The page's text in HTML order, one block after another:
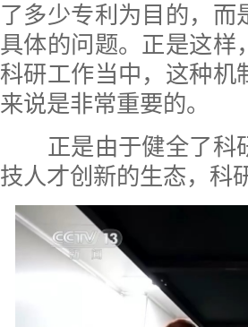
了多少专利为目的，而
具体的问题。正是这样
科研工作当中，这种机
来说是非常重要的。
正是由于健全了科
技人才创新的生态，科